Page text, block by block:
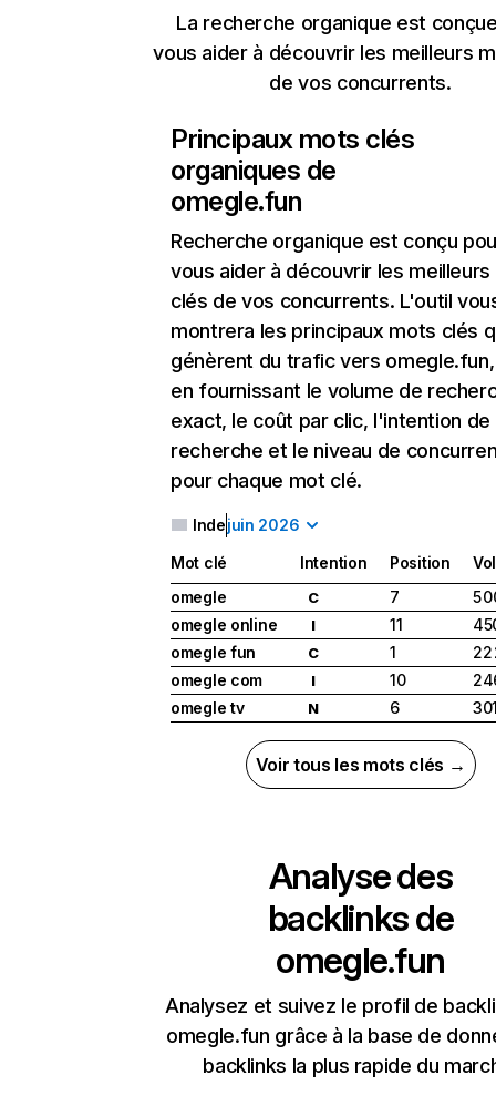
La recherche organique est
vous aider à découvrir les meilleurs
de vos concurrents.
Principaux mots clés
organiques de
omegle.fun
Recherche organique est conçu
vous aider à découvrir les
clés de vos concurrents. L'outil
montrera les principaux mots clés
génèrent du trafic vers
en fournissant le volume de
exact, le coût par clic, l'intention de
recherche et le niveau de
pour chaque mot clé.
Indejuin 2026
Mot clé Intention Position
omegle
C 7
5
omegle online
I 11
omegle fun
C 1
22
omegle com
I 10
omegle tv
N 6
Voir tous les mots clés →
Analyse des
backlinks de
omegle.fun
Analysez et suivez le profil de
omegle.fun grâce à la base de
backlinks la plus rapide du